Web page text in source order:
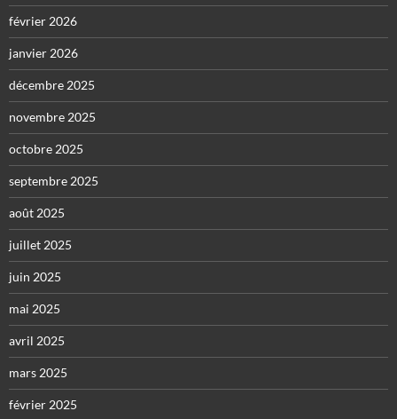
février 2026
janvier 2026
décembre 2025
novembre 2025
octobre 2025
septembre 2025
août 2025
juillet 2025
juin 2025
mai 2025
avril 2025
mars 2025
février 2025